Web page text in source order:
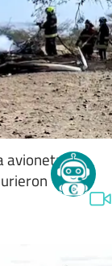
avioneta
13